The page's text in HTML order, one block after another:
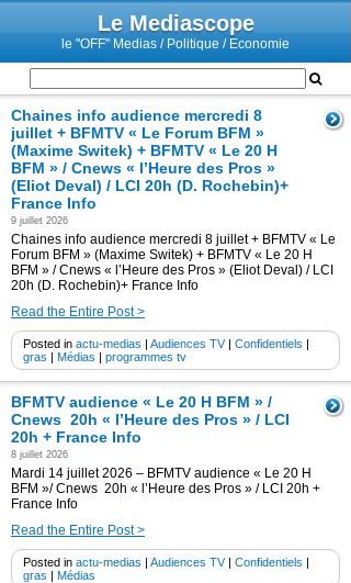
Le Mediascope
le "OFF" Medias / Politique / Economie
Chaines info audience mercredi 8
juillet + BFMTV « Le Forum BFM »
(Maxime Switek) + BFMTV « Le 20 H
BFM » / Cnews « l’Heure des Pros »
(Eliot Deval) / LCI 20h (D. Rochebin)+
France Info
9 juillet 2026
Chaines info audience mercredi 8 juillet + BFMTV « Le
Forum BFM » (Maxime Switek) + BFMTV « Le 20 H
BFM » / Cnews « l’Heure des Pros » (Eliot Deval) / LCI
20h (D. Rochebin)+ France Info
Read the Entire Post >
Posted in actu-medias | Audiences TV| Confidentiels |
gras | Médias | programmes tv
BFMTV audience « Le 20 H BFM » /
Cnews 20h « l’Heure des Pros » / LCI
20h + France Info
8 juillet 2026
Mardi 14 juillet 2026 – BFMTV audience « Le 20 H
BFM »/ Cnews 20h « l’Heure des Pros » / LCI 20h +
France Info
Read the Entire Post >
Posted in actu-medias | Audiences TV| Confidentiels |
gras | Médias